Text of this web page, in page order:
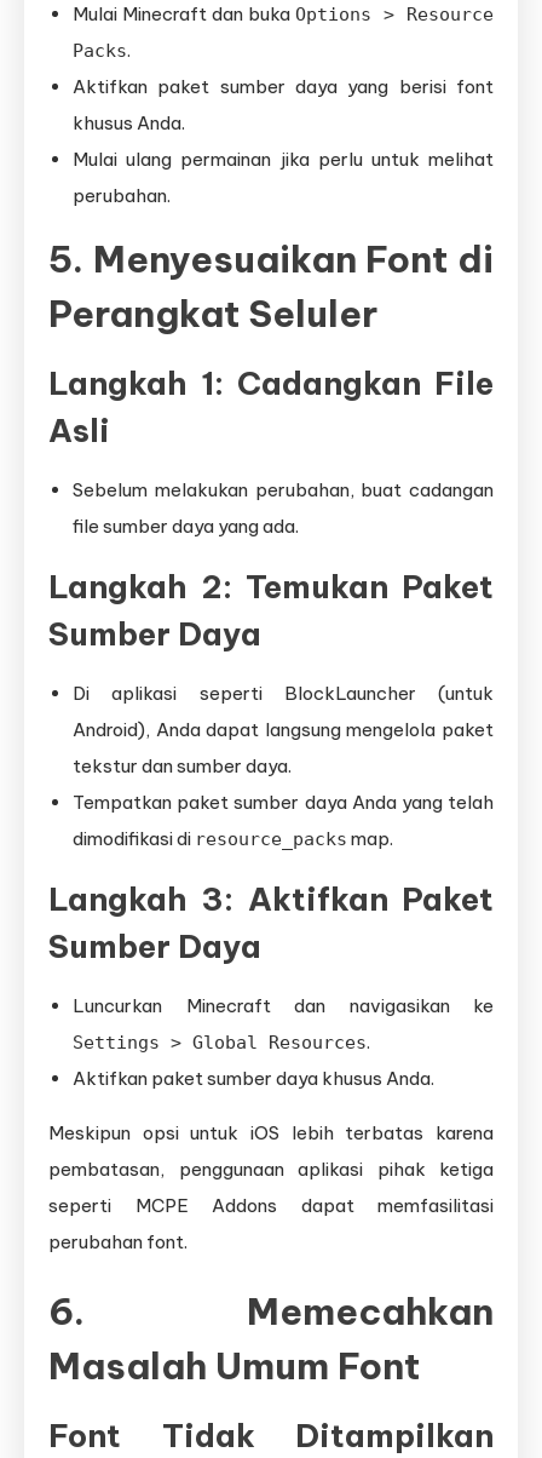
Mulai Minecraft dan buka Options > Resource
Packs.
Aktifkan paket sumber daya yang berisi font
khusus Anda.
Mulai ulang permainan jika perlu untuk melihat
perubahan.
5. Menyesuaikan Font di
Perangkat Seluler
Langkah 1: Cadangkan File
Asli
Sebelum melakukan perubahan, buat cadangan
file sumber daya yang ada.
Langkah 2: Temukan Paket
Sumber Daya
Di aplikasi seperti BlockLauncher (untuk
Android), Anda dapat langsung mengelola paket
tekstur dan sumber daya.
Tempatkan paket sumber daya Anda yang telah
dimodifikasi di resource_packs map.
Langkah 3: Aktifkan Paket
Sumber Daya
Luncurkan Minecraft dan navigasikan ke
Settings > Global Resources.
Aktifkan paket sumber daya khusus Anda.
Meskipun opsi untuk iOS lebih terbatas karena
pembatasan, penggunaan aplikasi pihak ketiga
seperti MCPE Addons dapat memfasilitasi
perubahan font.
6. Memecahkan
Masalah Umum Font
Font Tidak Ditampilkan